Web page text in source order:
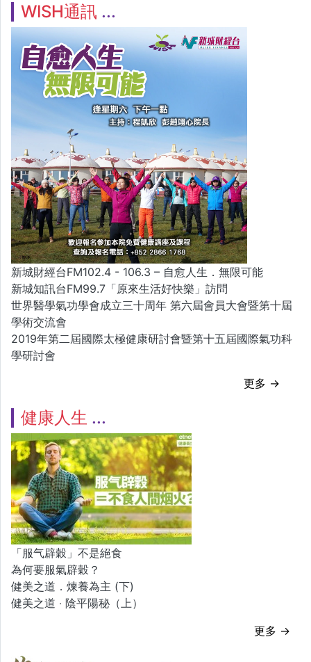
WISH通訊
新城財經台FM102.4 - 106.3 – 自愈人生．無限可能
新城知訊台FM99.7「原來生活好快樂」訪問
世界醫學氣功學會成立三十周年 第六屆會員大會暨第十屆
學術交流會
2019年第二屆國際太極健康研討會暨第十五屆國際氣功科
學研討會
更多 →
健康人生
「服气辟穀」不是絕食
為何要服氣辟穀？
健美之道．煉養為主 (下)
健美之道 ‧ 陰平陽秘（上）
更多 →